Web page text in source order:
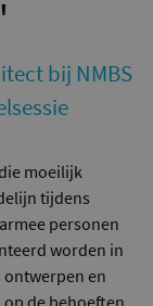
bij NMBS
moeilijk
tijdens
personen
worden in
ontwerpen en
de behoeften